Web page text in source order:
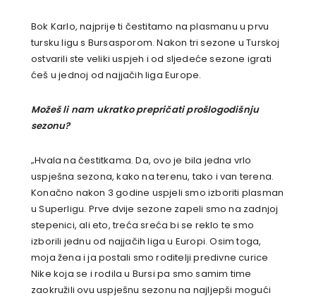
Bok Karlo, najprije ti čestitamo na plasmanu u prvu
tursku ligu s Bursasporom. Nakon tri sezone u Turskoj
ostvarili ste veliki uspjeh i od sljedeće sezone igrati
ćeš u jednoj od najjačih liga Europe.
Možeš li nam ukratko prepričati prošlogodišnju
sezonu?
„Hvala na čestitkama. Da, ovo je bila jedna vrlo
uspješna sezona, kako na terenu, tako i van terena.
Konačno nakon 3 godine uspjeli smo izboriti plasman
u Superligu. Prve dvije sezone zapeli smo na zadnjoj
stepenici, ali eto, treća sreća bi se reklo te smo
izborili jednu od najjačih liga u Europi. Osim toga,
moja žena i ja postali smo roditelji predivne curice
Nike koja se i rodila u Bursi pa smo samim time
zaokružili ovu uspješnu sezonu na najljepši mogući